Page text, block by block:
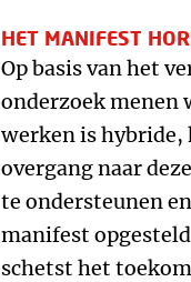
HET MANIFEST
Op basis van het
onderzoek menen
werken is hybride,
overgang naar
te ondersteunen
manifest
schetst het